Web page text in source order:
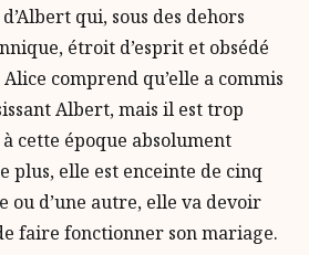
qui, sous des dehors
étroit d’esprit et obsédé
comprend qu’elle a commis
Albert, mais il est trop
cette époque absolument
plus, elle est enceinte de cinq
ou d’une autre, elle va devoir
faire fonctionner son mariage.